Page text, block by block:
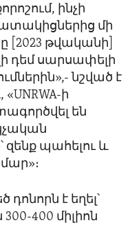
ինչի
մի
[2023 թվականի]
դեմ սարսափելի
նշված է
ի
են
զենք պահելու և
է եղել՝
400 միլիոն